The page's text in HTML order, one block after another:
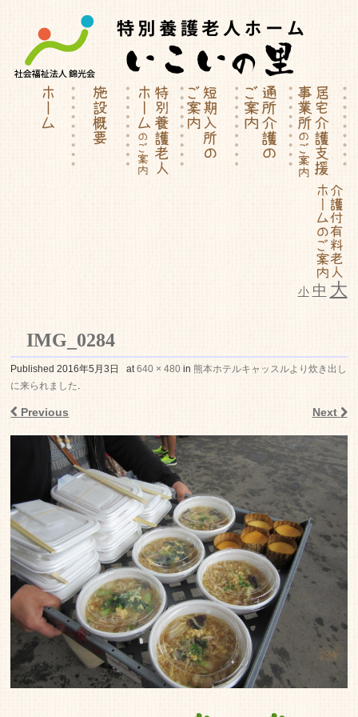
小 中 大
特別養護老人ホーム | 介護付有料
老人ホーム いこいの里
IMG_0284
Published2016年5月3日 at640 × 480 in熊本ホテルキャッスルより炊き出し
に来られました.
Previous Next